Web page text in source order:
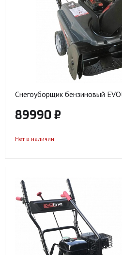
Снегоуборщик бензиновый
89990 ₽
Нет в наличии